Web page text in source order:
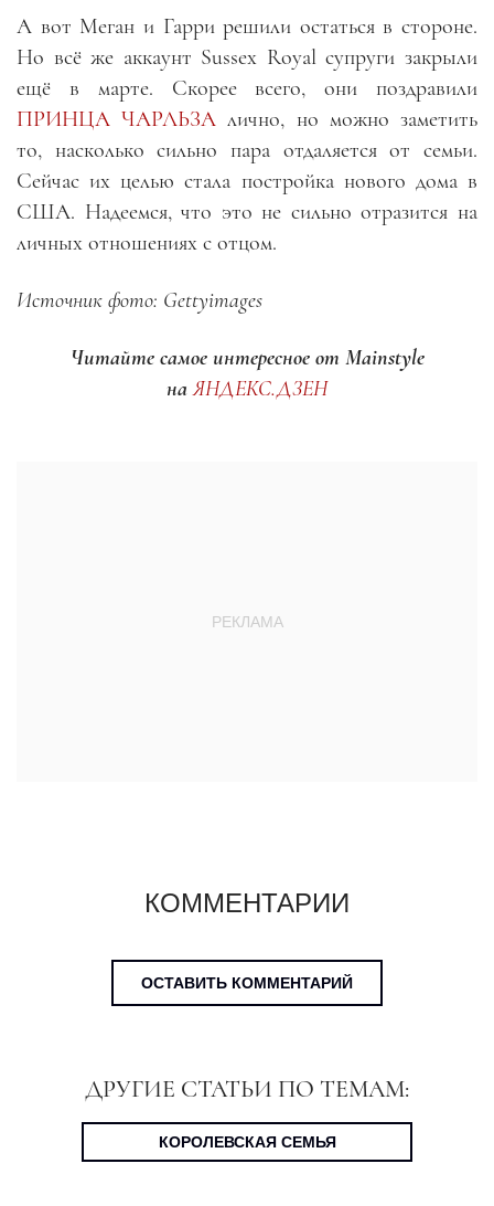
А вот Меган и Гарри решили остаться в стороне.
Но всё же аккаунт Sussex Royal супруги закрыли
ещё в марте. Скорее всего, они поздравили
ПРИНЦА ЧАРЛЬЗА лично, но можно заметить
то, насколько сильно пара отдаляется от семьи.
Сейчас их целью стала постройка нового дома в
США. Надеемся, что это не сильно отразится на
личных отношениях с отцом.
Источник фото: Gettyimages
Читайте самое интересное от Mainstyle
наЯНДЕКС.ДЗЕН
КОММЕНТАРИИ
ОСТАВИТЬ КОММЕНТАРИЙ
ДРУГИЕ СТАТЬИ ПО ТЕМАМ:
КОРОЛЕВСКАЯ СЕМЬЯ